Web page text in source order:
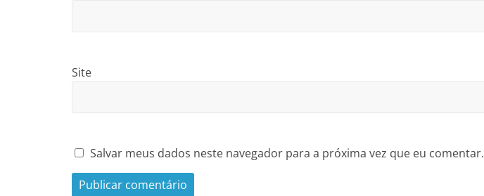
Site
Salvar meus dados neste navegador para a próxima vez que eu comentar.